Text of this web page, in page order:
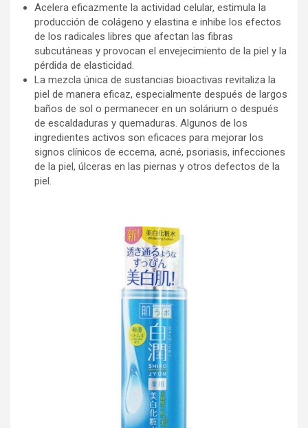
Acelera eficazmente la actividad celular, estimula la
producción de colágeno y elastina e inhibe los efectos
de los radicales libres que afectan las fibras
subcutáneas y provocan el envejecimiento de la piel y la
pérdida de elasticidad.
La mezcla única de sustancias bioactivas revitaliza la
piel de manera eficaz, especialmente después de largos
baños de sol o permanecer en un solárium o después
de escaldaduras y quemaduras. Algunos de los
ingredientes activos son eficaces para mejorar los
signos clínicos de eccema, acné, psoriasis, infecciones
de la piel, úlceras en las piernas y otros defectos de la
piel.